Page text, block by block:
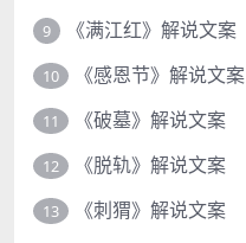
9 《满江红》解说文案
10 《感恩节》解说文案
11 《破墓》解说文案
12 《脱轨》解说文案
13
《刺猬》解说文案